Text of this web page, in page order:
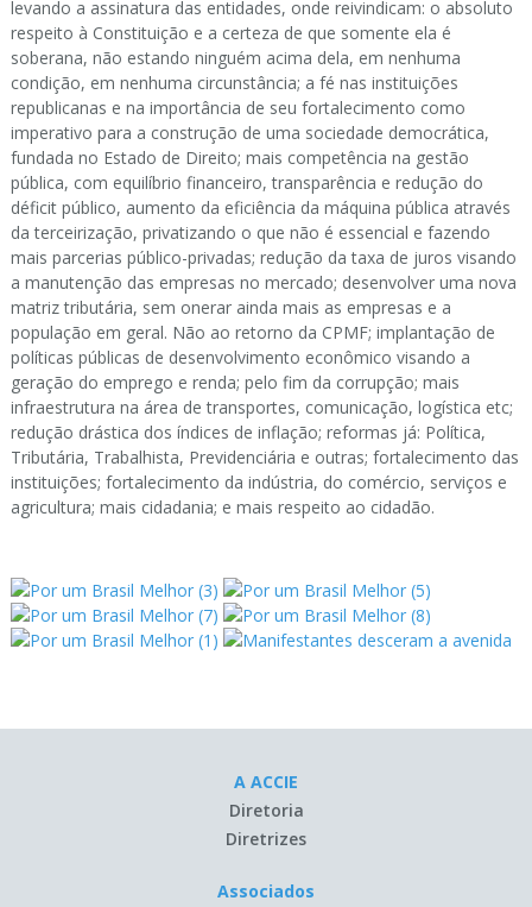
levando a assinatura das entidades, onde reivindicam: o absoluto
respeito à Constituição e a certeza de que somente ela é
soberana, não estando ninguém acima dela, em nenhuma
condição, em nenhuma circunstância; a fé nas instituições
republicanas e na importância de seu fortalecimento como
imperativo para a construção de uma sociedade democrática,
fundada no Estado de Direito; mais competência na gestão
pública, com equilíbrio financeiro, transparência e redução do
déficit público, aumento da eficiência da máquina pública através
da terceirização, privatizando o que não é essencial e fazendo
mais parcerias público-privadas; redução da taxa de juros visando
a manutenção das empresas no mercado; desenvolver uma nova
matriz tributária, sem onerar ainda mais as empresas e a
população em geral. Não ao retorno da CPMF; implantação de
políticas públicas de desenvolvimento econômico visando a
geração do emprego e renda; pelo fim da corrupção; mais
infraestrutura na área de transportes, comunicação, logística etc;
redução drástica dos índices de inflação; reformas já: Política,
Tributária, Trabalhista, Previdenciária e outras; fortalecimento das
instituições; fortalecimento da indústria, do comércio, serviços e
agricultura; mais cidadania; e mais respeito ao cidadão.
A ACCIE
Diretoria
Diretrizes
Associados